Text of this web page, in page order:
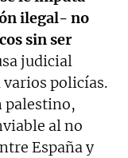
ilegal- no
sin ser
judicial
varios policías.
palestino,
al no
España y